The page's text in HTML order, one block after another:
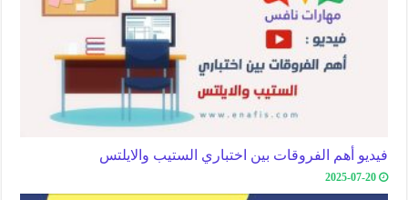
فيديو أهم الفروقات بين اختباري الستيب والايلتس
2025-07-20